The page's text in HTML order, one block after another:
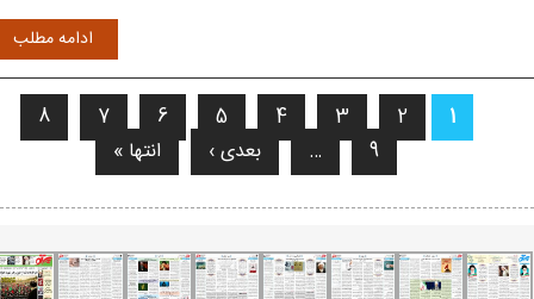
ادامه مطلب
1
2
3
4
5
6
7
8
9
… بعدی › انتها »